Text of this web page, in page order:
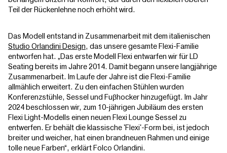
Teil der Rückenlehne noch erhöht wird.
Das Modell entstand in Zusammenarbeit mit dem italienischen
Studio Orlandini Design, das unsere gesamte Flexi-Familie
entworfen hat. „Das erste Modell Flexi entwarfen wir für LD
Seating bereits im Jahre 2014. Damit begann unsere langjährige
Zusammenarbeit. Im Laufe der Jahre ist die Flexi-Familie
allmählich erweitert. Zu den einfachen Stühlen wurden
Konferenzstühle, Sessel und Fuβhocker hinzugefügt. Im Jahr
2024 beschlossen wir, zum 10-jährigen Jubiläum des ersten
Flexi Light-Modells einen neuen Flexi Lounge Sessel zu
entwerfen. Er behält die klassische 'Flexi'-Form bei, ist jedoch
breiter und weicher, hat einen brandneuen Rahmen und einige
tolle neue Farben“, erklärt Folco Orlandini.